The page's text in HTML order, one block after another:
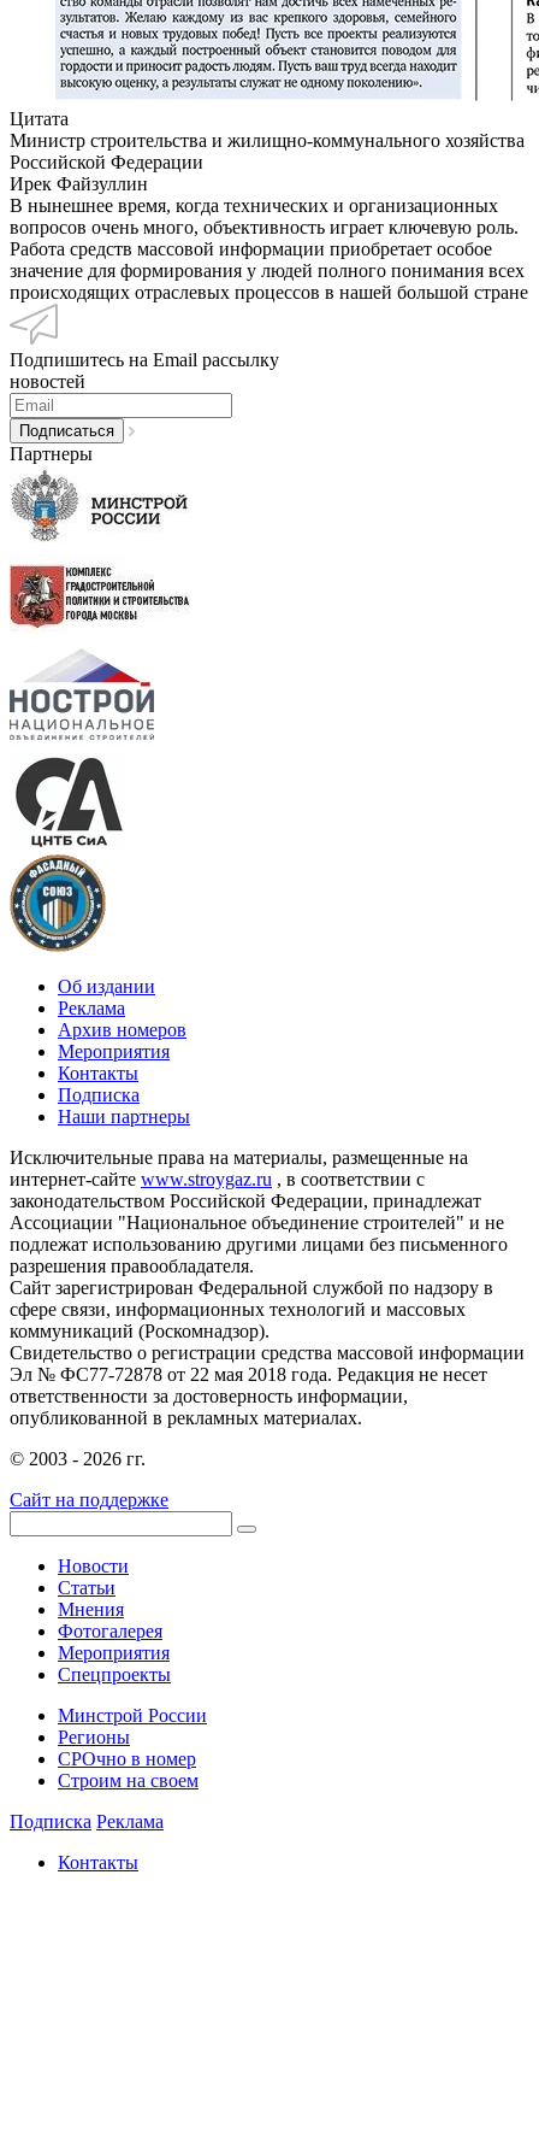
Цитата
Министр строительства и жилищно-коммунального хозяйства
Российской Федерации
Ирек Файзуллин
В нынешнее время, когда технических и организационных
вопросов очень много, объективность играет ключевую роль.
Работа средств массовой информации приобретает особое
значение для формирования у людей полного понимания всех
происходящих отраслевых процессов в нашей большой стране
Подпишитесь на Email рассылку
новостей
Партнеры
Об издании
Реклама
Архив номеров
Мероприятия
Контакты
Подписка
Наши партнеры
Исключительные права на материалы, размещенные на
интернет-сайте www.stroygaz.ru , в соответствии с
законодательством Российской Федерации, принадлежат
Ассоциации "Национальное объединение строителей" и не
подлежат использованию другими лицами без письменного
разрешения правообладателя.
Сайт зарегистрирован Федеральной службой по надзору в
сфере связи, информационных технологий и массовых
коммуникаций (Роскомнадзор).
Свидетельство о регистрации средства массовой информации
Эл № ФС77-72878 от 22 мая 2018 года. Редакция не несет
ответственности за достоверность информации,
опубликованной в рекламных материалах.
© 2003 - 2026 гг.
Сайт на поддержке
Новости
Статьи
Мнения
Фотогалерея
Мероприятия
Спецпроекты
Минстрой России
Регионы
СРОчно в номер
Строим на своем
Подписка Реклама
Контакты